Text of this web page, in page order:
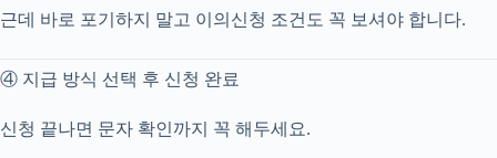
근데 바로 포기하지 말고 이의신청 조건도 꼭 보셔야 합니다.
④ 지급 방식 선택 후 신청 완료
신청 끝나면 문자 확인까지 꼭 해두세요.